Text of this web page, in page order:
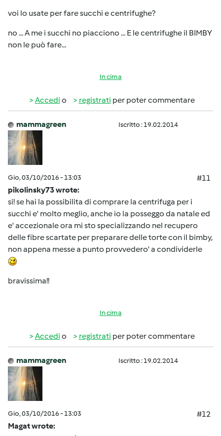
voi lo usate per fare succhi e centrifughe?
no ... A me i succhi no piacciono ... E le centrifughe il BIMBY
non le può fare...
In cima
Accedi o registrati per poter commentare
mammagreen Iscritto : 19.02.2014
Gio, 03/10/2016 - 13:03
#11
pikolinsky73 wrote:
si! se hai la possibilita di comprare la centrifuga per i
succhi e' molto meglio, anche io la posseggo da natale ed
e' accezionale ora mi sto specializzando nel recupero
delle fibre scartate per preparare delle torte con il bimby,
non appena messe a punto provvedero' a condividerle
bravissima!!
In cima
Accedi o registrati per poter commentare
mammagreen Iscritto : 19.02.2014
Gio, 03/10/2016 - 13:03
#12
Magat wrote: